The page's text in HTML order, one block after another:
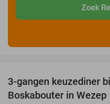
Zoek
3-gangen keuzediner
Boskabouter in Wezep